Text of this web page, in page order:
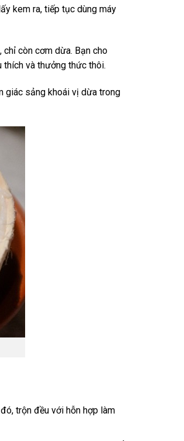
kem ra, tiếp tục dùng máy
còn cơm dừa. Bạn cho
thích và thưởng thức thôi.
giác sảng khoái vị dừa trong
trộn đều với hỗn hợp làm